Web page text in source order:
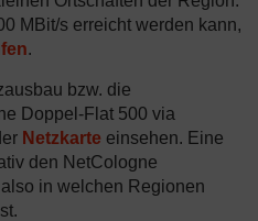
MBit/s erreicht werden kann,
.
bzw. die
Doppel-Flat 500 via
Netzkarte einsehen. Eine
den NetCologne
in welchen Regionen